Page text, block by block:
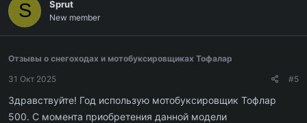
S Sprut
New member
Отзывы о снегоходах и мотобуксировщиках Тофалар
31 Окт 2025
#5
Здравствуйте! Год использую мотобуксировщик Тофлар
500. С момента приобретения данной модели